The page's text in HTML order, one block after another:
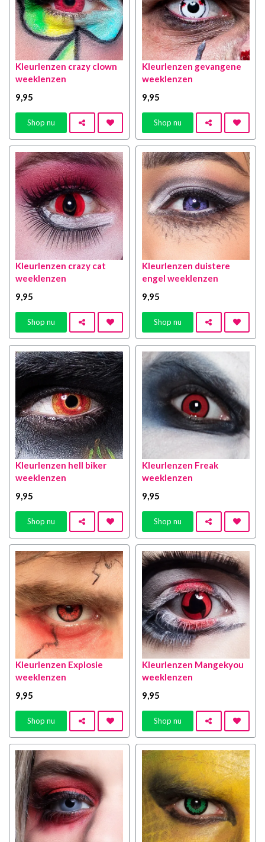
Kleurlenzen crazy clown
weeklenzen
9,95
Shop nu
Kleurlenzen gevangene
weeklenzen
9,95
Shop nu
Kleurlenzen crazy cat
weeklenzen
9,95
Shop nu
Kleurlenzen duistere
engel weeklenzen
9,95
Shop nu
Kleurlenzen hell biker
weeklenzen
9,95
Shop nu
Kleurlenzen Freak
weeklenzen
9,95
Shop nu
Kleurlenzen Explosie
weeklenzen
9,95
Shop nu
Kleurlenzen Mangekyou
weeklenzen
9,95
Shop nu